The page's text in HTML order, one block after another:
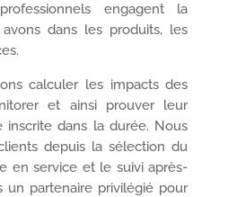
engagent la
dans les produits, les
calculer les impacts des
et ainsi prouver leur
inscrite dans la durée. Nous
depuis la sélection du
en service et le suivi après-
un partenaire privilégié pour